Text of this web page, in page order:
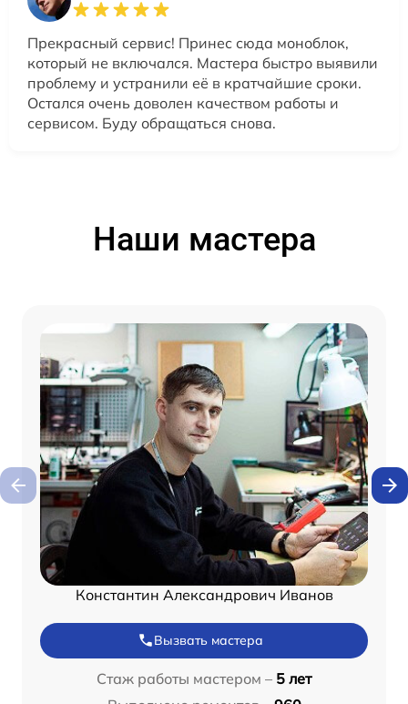
Прекрасный сервис! Принес сюда моноблок,
который не включался. Мастера быстро выявили
проблему и устранили её в кратчайшие сроки.
Остался очень доволен качеством работы и
сервисом. Буду обращаться снова.
Наши мастера
Константин Александрович Иванов
Вызвать мастера
Стаж работы мастером – 5 лет